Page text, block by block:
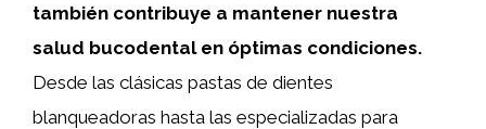
también contribuye a mantener nuestra
salud bucodental en óptimas condiciones.
Desde las clásicas pastas de dientes
blanqueadoras hasta las especializadas para